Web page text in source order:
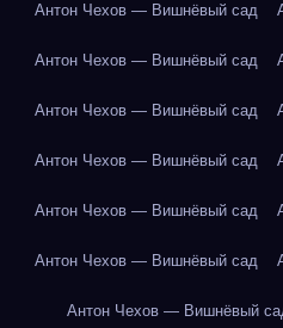
Антон Чехов — Вишнёвый сад
Антон Чехов — Вишнёвый сад
Антон Чехов — Вишнёвый сад
Антон Чехов — Вишнёвый сад
Антон Чехов — Вишнёвый сад
Антон Чехов — Вишнёвый сад
Антон Чехов — Вишнёвый